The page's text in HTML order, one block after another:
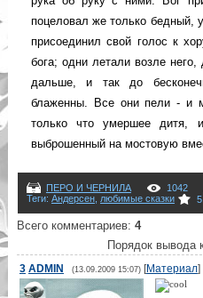
поцеловал же только бедный,
присоединил свой голос к
бога; одни летали возле
дальше, и так до
блаженны. Все они пели - и
только что умершее дитя,
выброшенный на мостовую
ПЕРО И ЧЕРНИЛА 1042
Теги: Андерсен, любимые сказки
Всего комментариев: 4
Порядок вывода
3 ADMIN (13.09.2009 15:07)[Материал]